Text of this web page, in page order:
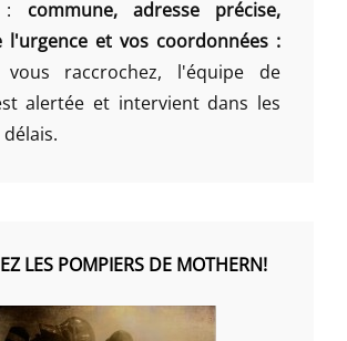
: commune, adresse précise,
l'urgence et vos coordonnées :
raccrochez, l'équipe de
alertée et intervient dans les
LES POMPIERS DE MOTHERN!